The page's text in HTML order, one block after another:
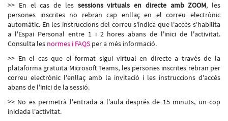
>> En el cas de les sessions virtuals en directe amb ZOOM, les
persones inscrites no rebran cap enllaç en el correu electrònic
automàtic. En les instruccions del correu s'indica que l'accés s'habilita
a l'Espai Personal entre 1 i 2 hores abans de l'inici de l'activitat.
Consulta les normes i FAQS per a més informació.
>> En el cas que el format sigui virtual en directe a través de la
plataforma gratuïta Microsoft Teams, les persones inscrites rebran per
correu electrònic l'enllaç amb la invitació i les instruccions d'accés
abans de l'inici de la sessió.
>> No es permetrà l'entrada a l'aula després de 15 minuts, un cop
iniciada l'activitat.